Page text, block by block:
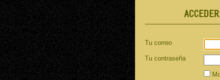
Tu correo
Tu contraseña